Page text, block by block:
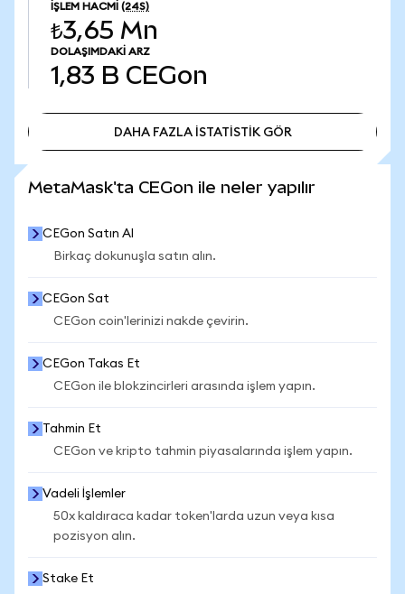
İŞLEM HACMI (24S)
₺3,65 Mn
DOLAŞIMDAKI ARZ
1,83 B CEGon
DAHA FAZLA İSTATİSTİK GÖR
MetaMask'ta CEGon ile neler yapılır
CEGon Satın Al
Birkaç dokunuşla satın alın.
CEGon Sat
CEGon coin'lerinizi nakde çevirin.
CEGon Takas Et
CEGon ile blokzincirleri arasında işlem yapın.
Tahmin Et
CEGon ve kripto tahmin piyasalarında işlem yapın.
Vadeli İşlemler
50x kaldıraca kadar token'larda uzun veya kısa
pozisyon alın.
Stake Et